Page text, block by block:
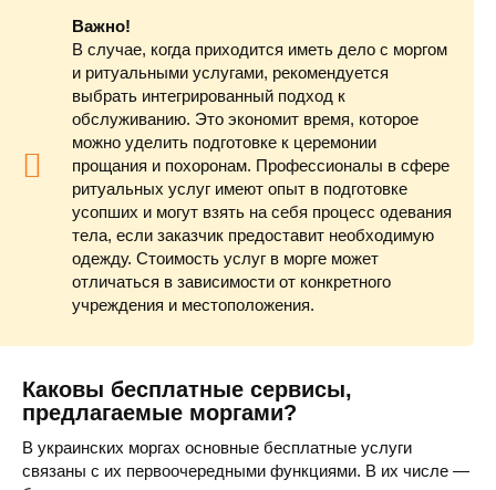
Важно!
В случае, когда приходится иметь дело с моргом
и ритуальными услугами, рекомендуется
выбрать интегрированный подход к
обслуживанию. Это экономит время, которое
можно уделить подготовке к церемонии
прощания и похоронам. Профессионалы в сфере
ритуальных услуг имеют опыт в подготовке
усопших и могут взять на себя процесс одевания
тела, если заказчик предоставит необходимую
одежду. Стоимость услуг в морге может
отличаться в зависимости от конкретного
учреждения и местоположения.
Каковы бесплатные сервисы,
предлагаемые моргами?
В украинских моргах основные бесплатные услуги
связаны с их первоочередными функциями. В их числе —